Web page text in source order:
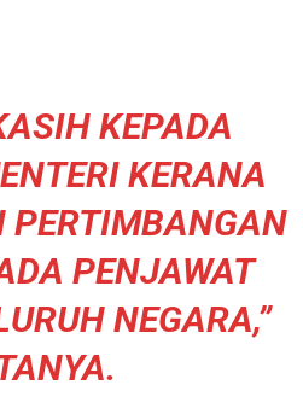
KEPADA
KERANA
PERTIMBANGAN
PENJAWAT
NEGARA,”